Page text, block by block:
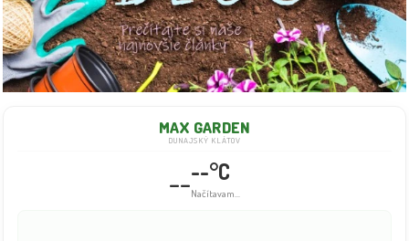
MAX GARDEN
DUNAJSKÝ KLÁTOV
----°C
Načítavam...